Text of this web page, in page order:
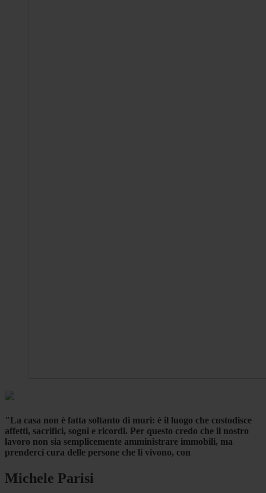
"La casa non è fatta soltanto di muri: è il luogo che custodisce
affetti, sacrifici, sogni e ricordi. Per questo credo che il nostro
lavoro non sia semplicemente amministrare immobili, ma
prenderci cura delle persone che li vivono, con
Michele Parisi